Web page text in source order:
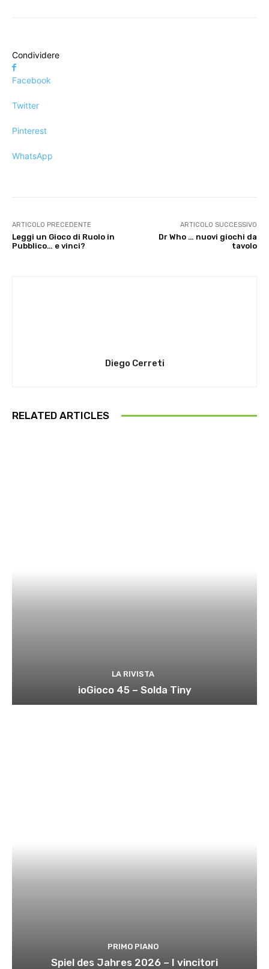
Condividere
Facebook
Twitter
Pinterest
WhatsApp
ARTICOLO PRECEDENTE
Leggi un Gioco di Ruolo in
Pubblico… e vinci?
ARTICOLO SUCCESSIVO
Dr Who … nuovi giochi da
tavolo
Diego Cerreti
RELATED ARTICLES
LA RIVISTA
ioGioco 45 – Solda Tiny
PRIMO PIANO
Spiel des Jahres 2026 – I vincitori